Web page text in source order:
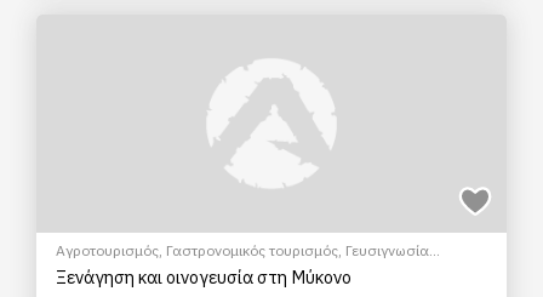
Αγροτουρισμός, Γαστρονομικός τουρισμός, Γευσιγνωσία
κρασιού
Ξενάγηση και οινογευσία στη Μύκονο